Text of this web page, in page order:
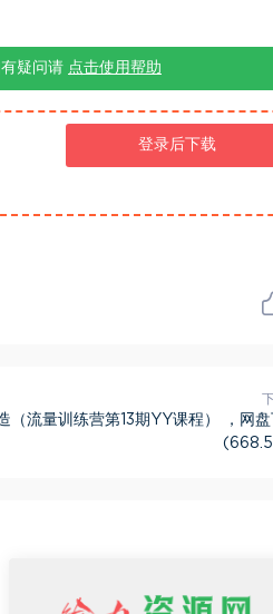
疑问请 点击使用帮助
登录后下载
（流量训练营第13期YY课程） ，网